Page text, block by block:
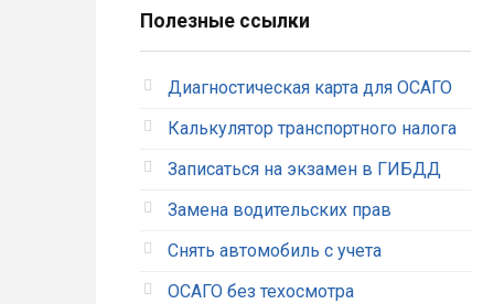
Полезные ссылки
Диагностическая карта для ОСАГО
Калькулятор транспортного налога
Записаться на экзамен в ГИБДД
Замена водительских прав
Снять автомобиль с учета
ОСАГО без техосмотра